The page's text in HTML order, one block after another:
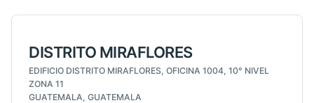
DISTRITO MIRAFLORES
EDIFICIO DISTRITO MIRAFLORES, OFICINA 1004, 10° NIVEL
ZONA 11
GUATEMALA, GUATEMALA